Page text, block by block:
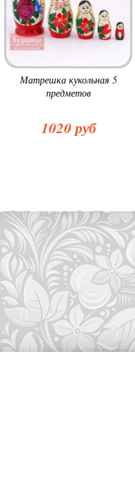
Матрешка кукольная 5
предметов
1020 руб